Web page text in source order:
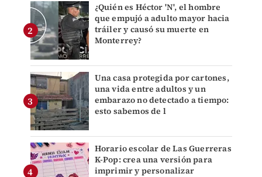
¿Quién es Héctor 'N', el hombre
que empujó a adulto mayor hacia
tráiler y causó su muerte en
Monterrey?
Una casa protegida por cartones,
una vida entre adultos y un
embarazo no detectado a tiempo:
esto sabemos de l
Horario escolar de Las Guerreras
K-Pop: crea una versión para
imprimir y personalizar